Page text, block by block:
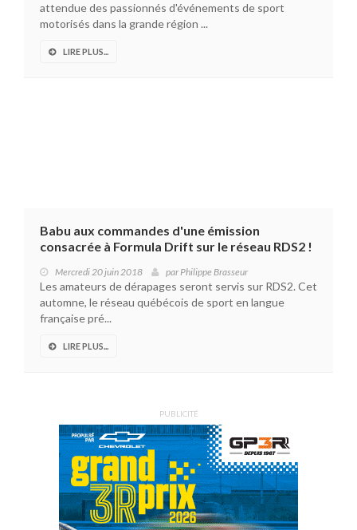
attendue des passionnés d'événements de sport
motorisés dans la grande région ...
LIRE PLUS...
Babu aux commandes d'une émission
consacrée à Formula Drift sur le réseau RDS2 !
Mercredi 20 juin 2018 parPhilippe Brasseur
Les amateurs de dérapages seront servis sur RDS2. Cet
automne, le réseau québécois de sport en langue
française pré...
LIRE PLUS...
PUBLICITÉ